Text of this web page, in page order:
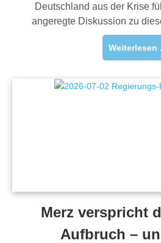
Deutschland aus der Krise
angeregte Diskussion zu
Weiterlesen
Merz verspricht
Aufbruch –